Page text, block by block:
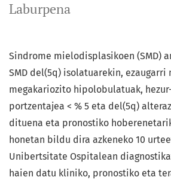
Laburpena
Sindrome mielodisplasikoen (SMD)
SMD del(5q) isolatuarekin, ezaugarri
megakariozito hipolobulatuak,
portzentajea < % 5 eta del(5q)
dituena eta pronostiko
honetan bildu dira azkeneko 10
Unibertsitate Ospitalean
haien datu kliniko, pronostiko eta